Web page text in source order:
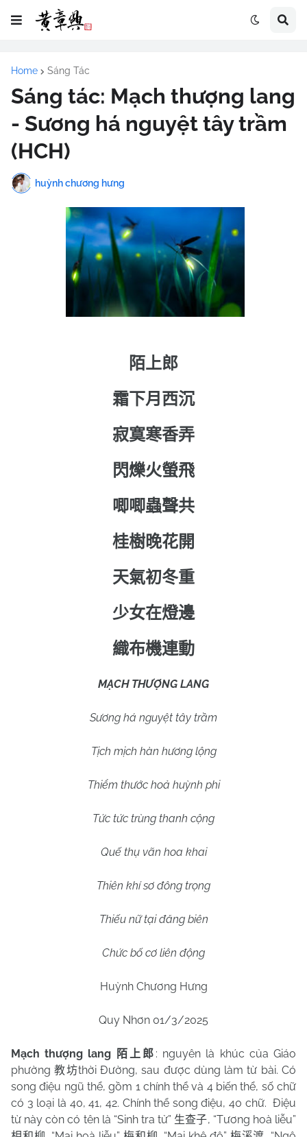
Home Sáng Tác
Sáng tác: Mạch thượng lang
- Sương há nguyệt tây trầm
(HCH)
huỳnh chương hưng
陌上郎
霜下月西沉
寂寞寒香弄
閃爍火螢飛
唧唧蟲聲共
桂樹晚花開
天氣初冬重
少女在燈邊
織布機連動
MẠCH THƯỢNG LANG
Sương há nguyệt tây trầm
Tịch mịch hàn hương lộng
Thiểm thước hoả huỳnh phi
Tức tức trùng thanh cộng
Quế thụ vãn hoa khai
Thiên khí sơ đông trọng
Thiếu nữ tại đăng biên
Chức bố cơ liên động
Huỳnh Chương Hưng
Quy Nhơn 01/3/2025
Mạch thượng lang 陌上郎 : nguyên là khúc của Giáo
phường教坊thời Đường, sau được dùng làm từ bài. Có
song điệu ngũ thể, gồm 1 chính thể và 4 biến thể, số chữ
có 3 loại là 40, 41, 42. Chính thể song điệu, 40 chữ. Điệu
từ này còn có tên là “Sinh tra tử” 生查子, “Tương hoà liễu”